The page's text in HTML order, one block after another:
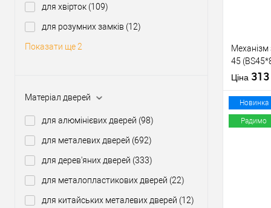
для хвірток (109)
для розумних замків (12)
Показати ще 2
Матеріал дверей
для алюмінієвих дверей (98)
для металевих дверей (692)
для дерев'яних дверей (333)
для металопластикових дверей (22)
для китайських металевих дверей (12)
Матеріал
Країна
Статус (гурт)
Механізм
45
нікель
Ціна 313
У
Новинка
Радимо